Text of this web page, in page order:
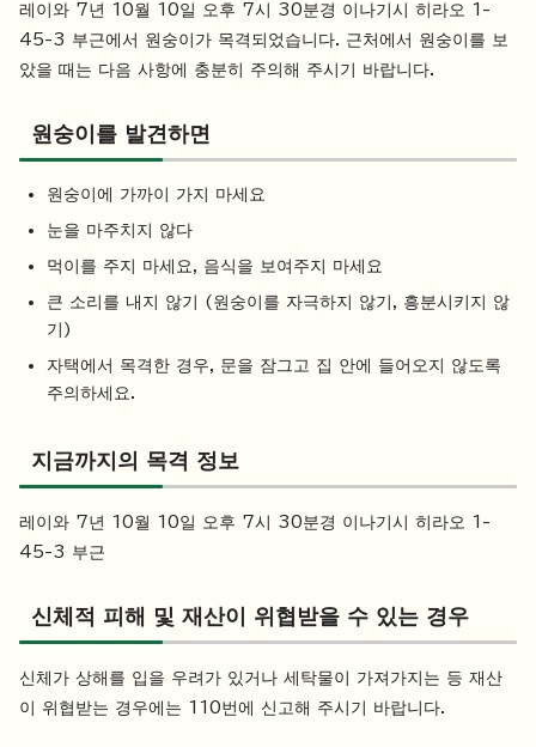
레이와 7년 10월 10일 오후 7시 30분경 이나기시 히라오 1-
45-3 부근에서 원숭이가 목격되었습니다. 근처에서 원숭이를 보
았을 때는 다음 사항에 충분히 주의해 주시기 바랍니다.
원숭이를 발견하면
원숭이에 가까이 가지 마세요
눈을 마주치지 않다
먹이를 주지 마세요, 음식을 보여주지 마세요
큰 소리를 내지 않기 (원숭이를 자극하지 않기, 흥분시키지 않
기)
자택에서 목격한 경우, 문을 잠그고 집 안에 들어오지 않도록
주의하세요.
지금까지의 목격 정보
레이와 7년 10월 10일 오후 7시 30분경 이나기시 히라오 1-
45-3 부근
신체적 피해 및 재산이 위협받을 수 있는 경우
신체가 상해를 입을 우려가 있거나 세탁물이 가져가지는 등 재산
이 위협받는 경우에는 110번에 신고해 주시기 바랍니다.